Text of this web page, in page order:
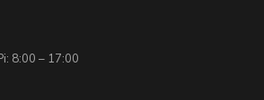
8:00 – 17:00